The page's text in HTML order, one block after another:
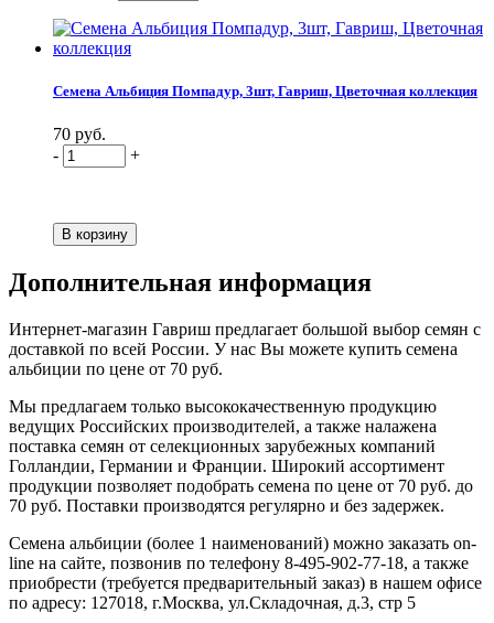
Семена Альбиция Помпадур, 3шт, Гавриш, Цветочная коллекция
70 руб.
-
+
Дополнительная информация
Интернет-магазин Гавриш предлагает большой выбор семян с
доставкой по всей России. У нас Вы можете купить семена
альбиции по цене от 70 руб.
Мы предлагаем только высококачественную продукцию
ведущих Российских производителей, а также налажена
поставка семян от селекционных зарубежных компаний
Голландии, Германии и Франции. Широкий ассортимент
продукции позволяет подобрать семена по цене от 70 руб. до
70 руб. Поставки производятся регулярно и без задержек.
Семена альбиции (более 1 наименований) можно заказать on-
line на сайте, позвонив по телефону 8-495-902-77-18, а также
приобрести (требуется предварительный заказ) в нашем офисе
по адресу: 127018, г.Москва, ул.Складочная, д.3, стр 5